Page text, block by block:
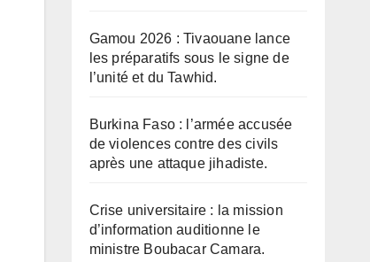
Gamou 2026 : Tivaouane lance
les préparatifs sous le signe de
l’unité et du Tawhid.
Burkina Faso : l’armée accusée
de violences contre des civils
après une attaque jihadiste.
Crise universitaire : la mission
d’information auditionne le
ministre Boubacar Camara.